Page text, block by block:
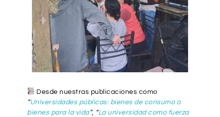
Desde nuestras publicaciones como
“Universidades públicas: bienes de consumo o
bienes para la vida”, “La universidad como fuerza